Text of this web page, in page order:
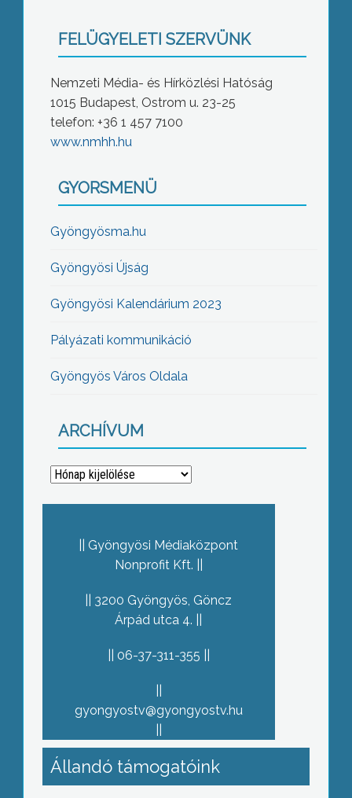
FELÜGYELETI SZERVÜNK
Nemzeti Média- és Hírközlési Hatóság
1015 Budapest, Ostrom u. 23-25
telefon: +36 1 457 7100
www.nmhh.hu
GYORSMENÜ
Gyöngyösma.hu
Gyöngyösi Újság
Gyöngyösi Kalendárium 2023
Pályázati kommunikáció
Gyöngyös Város Oldala
ARCHÍVUM
Archívum
Gyöngyösi Médiaközpont
Nonprofit Kft.
3200 Gyöngyös, Göncz
Árpád utca 4.
06-37-311-355
gyongyostv@gyongyostv.hu
Állandó támogatóink